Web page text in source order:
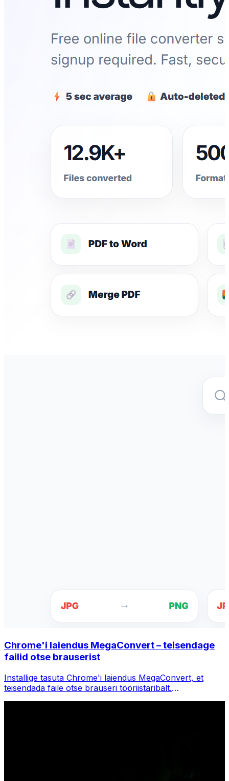
Chrome'i laiendus MegaConvert – teisendage
failid otse brauserist
Installige tasuta Chrome'i laiendus MegaConvert, et
teisendada faile otse brauseri tööriistaribalt.